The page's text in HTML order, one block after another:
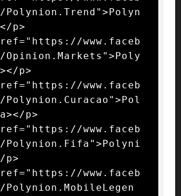
Polynion.Trend">Polyn
p>
www.faceb
Opinion.Markets">Poly
p>
www.faceb
Polynion.Curacao">Pol
p>
www.faceb
Polynion.Fifa">Polyni
p>
www.faceb
Polynion.MobileLegen